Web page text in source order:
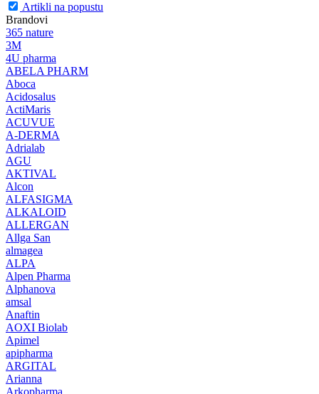
Artikli na popustu
Brandovi
365 nature
3M
4U pharma
ABELA PHARM
Aboca
Acidosalus
ActiMaris
ACUVUE
A-DERMA
Adrialab
AGU
AKTIVAL
Alcon
ALFASIGMA
ALKALOID
ALLERGAN
Allga San
almagea
ALPA
Alpen Pharma
Alphanova
amsal
Anaftin
AOXI Biolab
Apimel
apipharma
ARGITAL
Arianna
Arkopharma